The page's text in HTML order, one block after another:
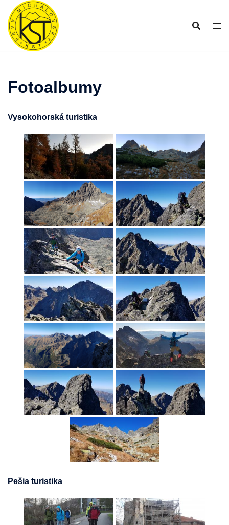
Preskočiť
obsah
Fotoalbumy
Vysokohorská turistika
Pešia turistika